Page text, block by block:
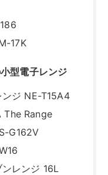
17K
型電子レンジ
ジ NE-T15A4
Range
G162V
レンジ 16L